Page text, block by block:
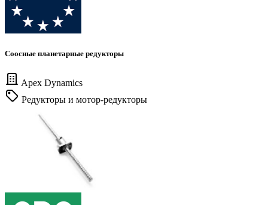
Соосные планетарные редукторы
Apex Dynamics
Редукторы и мотор-редукторы